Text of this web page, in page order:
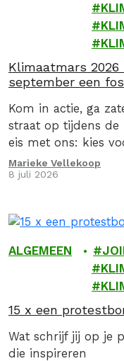
Klimaatmars 2026
september een
Kom in actie, ga
straat op tijdens de
eis met ons: kies
fossiel!
Marieke Vellekoop
8 juli 2026
ALGEMEEN
15 x een
Wat schrijf jij op je
die inspireren